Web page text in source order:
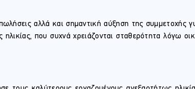
αλλά και σημαντική αύξηση της συμμετοχής
που συχνά χρειάζονται σταθερότητα λόγω